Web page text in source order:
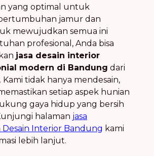
yang optimal untuk
jamur dan
mewujudkan semua ini
profesional, Anda bisa
jasa desain interior
modern di Bandung dari
Kami tidak hanya mendesain,
setiap aspek hunian
gaya hidup yang bersih
halaman jasa
Interior Bandung kami
lebih lanjut.